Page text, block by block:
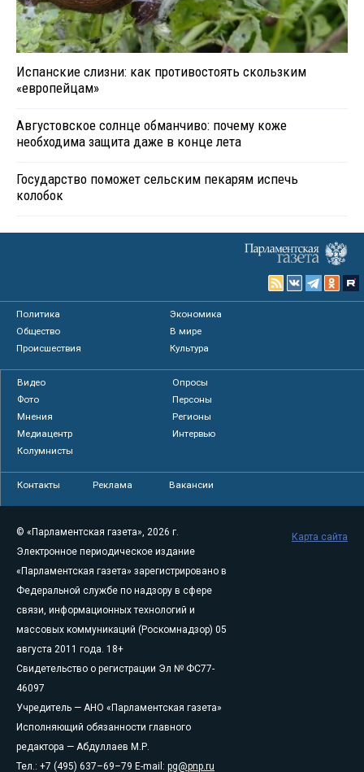
Испанские слизни: как противостоять скользким
«европейцам»
Августовское солнце обманчиво: почему коже
необходима защита даже в конце лета
Государство поможет сельским пекарям испечь
колобок
Политика
Экономика
Общество
В мире
Происшествия
Культура
Видео
Опросы
Фото
Персоны
Мнения
Регионы
Медиацентр
Интервью
Колумнисты
Контакты Реклама Вакансии
© «Парламентская газета», 2026 г.
Электронное периодическое издание
«Парламентская газета» зарегистрировано в
Федеральной службе по надзору в сфере
связи, информационных технологий и
массовых коммуникаций (Роскомнадзор) 05
августа 2011 года. 18+
Свидетельство о регистрации Эл № ФС77-
46097
Учредитель — АНО «Парламентская газета»
Исполняющий обязанности главного
редактора — Абдуллаев М.Р.
Тел.: +7 (495) 637–69–79 E-mail: pg@pnp.ru
Карта сайта